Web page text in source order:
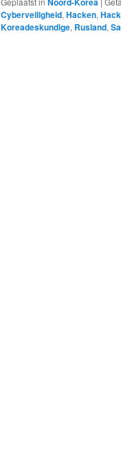
Cyberveiligheid, Hacken,
Koreadeskundige, Rusland,